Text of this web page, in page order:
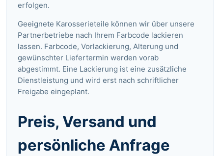
erfolgen.
Geeignete Karosserieteile können wir über unsere
Partnerbetriebe nach Ihrem Farbcode lackieren
lassen. Farbcode, Vorlackierung, Alterung und
gewünschter Liefertermin werden vorab
abgestimmt. Eine Lackierung ist eine zusätzliche
Dienstleistung und wird erst nach schriftlicher
Freigabe eingeplant.
Preis, Versand und
persönliche Anfrage